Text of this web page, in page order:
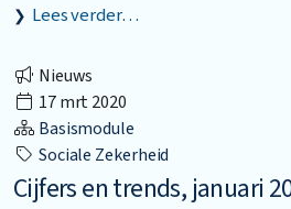
Lees verder…
Nieuws
17 mrt 2020
Basismodule
Sociale Zekerheid
Cijfers en trends, januari